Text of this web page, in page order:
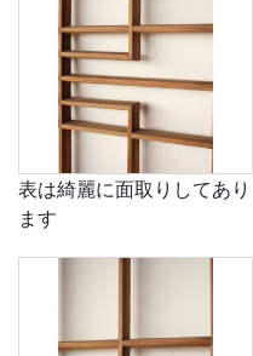
表は綺麗に面取りしてあり
ます